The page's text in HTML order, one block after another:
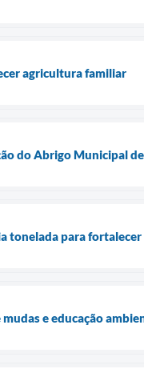
agricultura familiar
do Abrigo Municipal
tonelada para
e educação